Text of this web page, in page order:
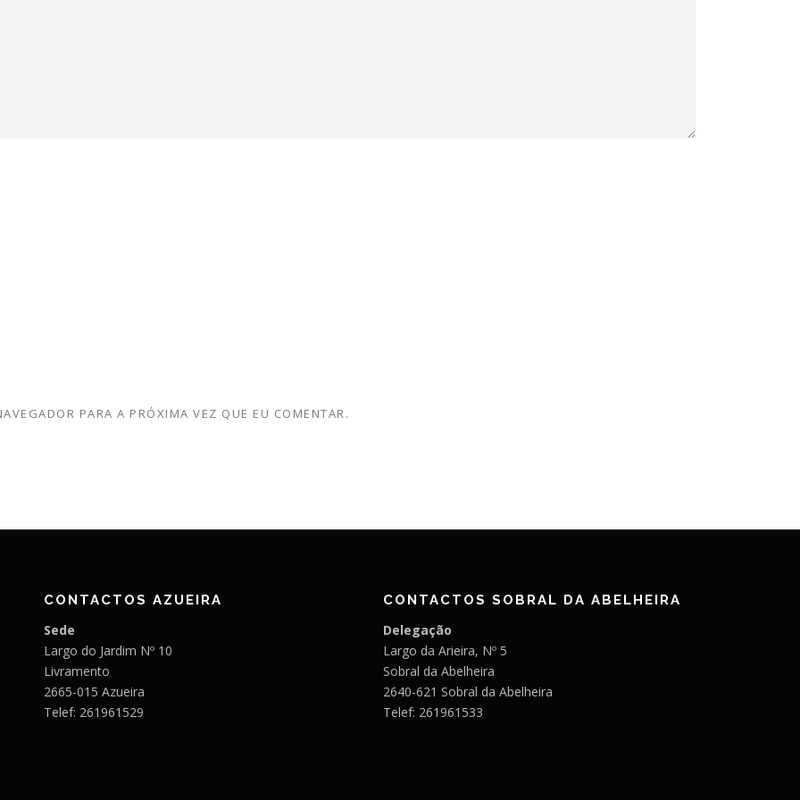
PARA A PRÓXIMA VEZ QUE EU COMENTAR.
CONTACTOS AZUEIRA
Sede
Largo do Jardim Nº 10
Livramento
2665-015 Azueira
Telef: 261961529
CONTACTOS SOBRAL DA ABELHEIRA
Delegação
Largo da Arieira, Nº 5
Sobral da Abelheira
2640-621 Sobral da Abelheira
Telef: 261961533